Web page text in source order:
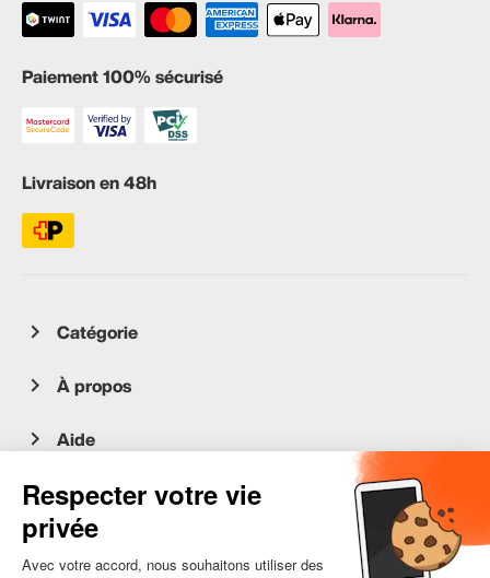
Paiement 100% sécurisé
Livraison en 48h
Catégorie
À propos
Aide
Service client
occasion.migros.mobile@recommerce.com